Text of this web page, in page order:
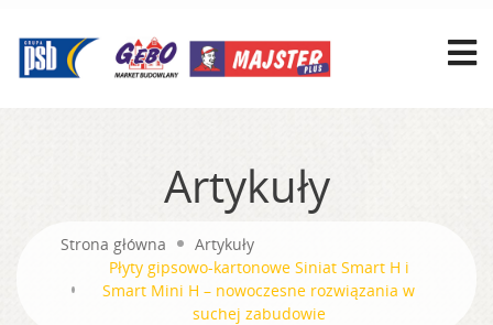
Artykuły
Strona główna
Artykuły
Płyty gipsowo-kartonowe Siniat Smart H i
Smart Mini H – nowoczesne rozwiązania w
suchej zabudowie